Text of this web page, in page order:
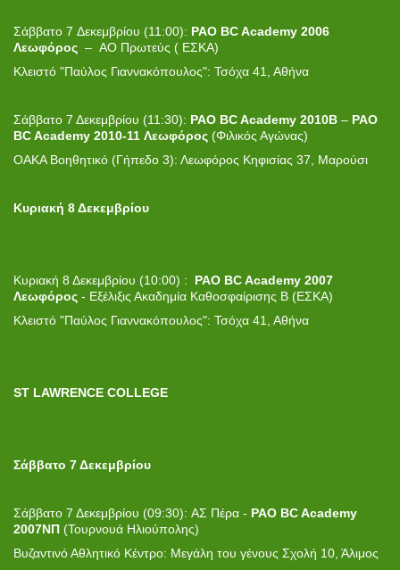
Σάββατο 7 Δεκεμβρίου (11:00): PAO BC Academy 2006
Λεωφόρος – ΑΟ Πρωτεύς ( ΕΣΚΑ)
Κλειστό "Παύλος Γιαννακόπουλος": Τσόχα 41, Αθήνα
Σάββατο 7 Δεκεμβρίου (11:30): PAO BC Academy 2010B – PAO
BCAcademy 2010-11 Λεωφόρος (Φιλικός Αγώνας)
ΟΑΚΑ Βοηθητικό (Γήπεδο 3): Λεωφόρος Κηφισίας 37, Μαρούσι
Κυριακή 8 Δεκεμβρίου
Κυριακή 8 Δεκεμβρίου (10:00) : PAO BC Academy 2007
Λεωφόρος - Εξέλιξις Ακαδημία Καθοσφαίρισης Β (ΕΣΚΑ)
Κλειστό "Παύλος Γιαννακόπουλος": Τσόχα 41, Αθήνα
ST LAWRENCE COLLEGE
Σάββατο 7 Δεκεμβρίου
Σάββατο 7 Δεκεμβρίου (09:30): ΑΣ Πέρα - PAO BC Academy
2007ΝΠ (Τουρνουά Ηλιούπολης)
Βυζαντινό Αθλητικό Κέντρο: Μεγάλη του γένους Σχολή 10, Άλιμος